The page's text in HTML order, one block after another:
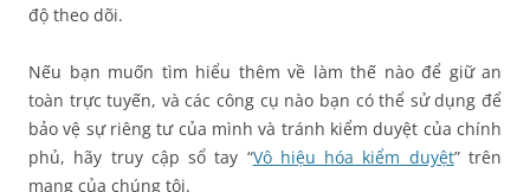
độ theo dõi.
Nếu bạn muốn tìm hiểu thêm về làm thế nào để giữ an
toàn trực tuyến, và các công cụ nào bạn có thể sử dụng để
bảo vệ sự riêng tư của mình và tránh kiểm duyệt của chính
phủ, hãy truy cập sổ tay “Vô hiệu hóa kiểm duyệt” trên
mạng của chúng tôi.